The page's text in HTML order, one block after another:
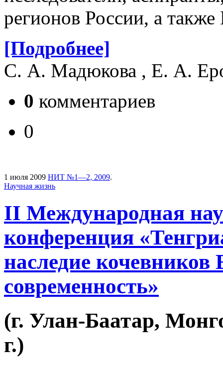
регионов России, а
[Подробнее]
С. А. Мадюкова , Е. А.
0 комментариев
0
1 июля 2009 НИТ №1—2, 2009.
Научная жизнь
II Международная
конференция
наследие кочевников
современность»
(г. Улан-Баатар,
г.)